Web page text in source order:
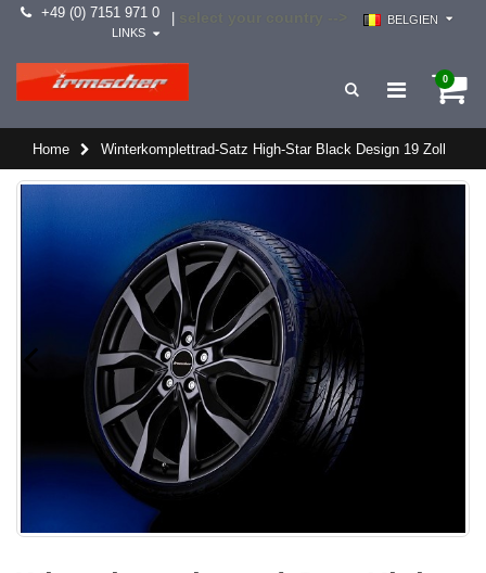
+49 (0) 7151 971 0
BELGIEN
LINKS
0
Home Winterkomplettrad-Satz High-Star Black Design 19 Zoll